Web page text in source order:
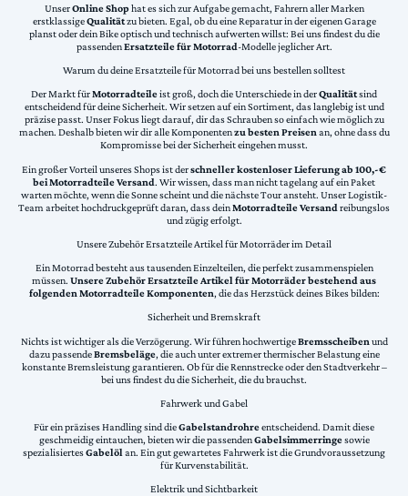
UnserOnline Shophat es sich zur Aufgabe gemacht, Fahrern aller Marken
erstklassigeQualitätzu bieten. Egal, ob du eine Reparatur in der eigenen Garage
planst oder dein Bike optisch und technisch aufwerten willst: Bei uns findest du die
passendenErsatzteile für Motorrad-Modelle jeglicher Art.
Warum du deine Ersatzteile für Motorrad bei uns bestellen solltest
Der Markt fürMotorradteileist groß, doch die Unterschiede in derQualitätsind
entscheidend für deine Sicherheit. Wir setzen auf ein Sortiment, das langlebig ist und
präzise passt. Unser Fokus liegt darauf, dir das Schrauben so einfach wie möglich zu
machen. Deshalb bieten wir dir alle Komponentenzu besten Preisenan, ohne dass du
Kompromisse bei der Sicherheit eingehen musst.
Ein großer Vorteil unseres Shops ist derschneller kostenloser Lieferung ab 100,-€
bei Motorradteile Versand. Wir wissen, dass man nicht tagelang auf ein Paket
warten möchte, wenn die Sonne scheint und die nächste Tour ansteht. Unser Logistik-
Team arbeitet hochdruckgeprüft daran, dass deinMotorradteile Versand reibungslos
und zügig erfolgt.
Unsere Zubehör Ersatzteile Artikel für Motorräder im Detail
Ein Motorrad besteht aus tausenden Einzelteilen, die perfekt zusammenspielen
müssen. Unsere Zubehör Ersatzteile Artikel für Motorräder bestehend aus
folgenden Motorradteile Komponenten, die das Herzstück deines Bikes bilden:
Sicherheit und Bremskraft
Nichts ist wichtiger als die Verzögerung. Wir führen hochwertigeBremsscheiben und
dazu passendeBremsbeläge, die auch unter extremer thermischer Belastung eine
konstante Bremsleistung garantieren. Ob für die Rennstrecke oder den Stadtverkehr –
bei uns findest du die Sicherheit, die du brauchst.
Fahrwerk und Gabel
Für ein präzises Handling sind dieGabelstandrohreentscheidend. Damit diese
geschmeidig eintauchen, bieten wir die passendenGabelsimmerringesowie
spezialisiertesGabelölan. Ein gut gewartetes Fahrwerk ist die Grundvoraussetzung
für Kurvenstabilität.
Elektrik und Sichtbarkeit